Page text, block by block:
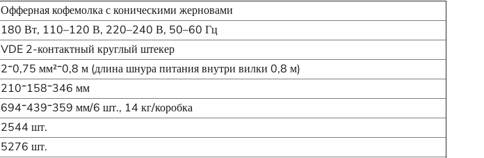
Офферная кофемолка с коническими жерновами
180 Вт, 110–120 В, 220–240 В, 50–60 Гц
VDE 2-контактный круглый штекер
2*0,75 мм²*0,8 м (длина шнура питания внутри вилки 0,8 м)
210*158*346 мм
694*439*359 мм/6 шт., 14 кг/коробка
2544 шт.
5276 шт.